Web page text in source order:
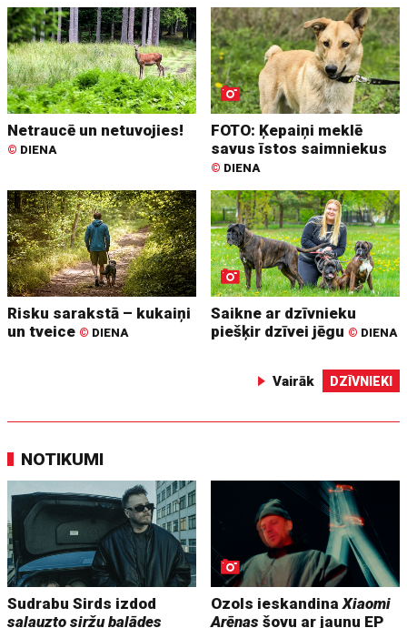
Netraucē un netuvojies!
© DIENA
FOTO: Ķepaiņi meklē
savus īstos saimniekus
© DIENA
Risku sarakstā – kukaiņi
un tveice © DIENA
Saikne ar dzīvnieku
piešķir dzīvei jēgu © DIENA
Vairāk DZĪVNIEKI
NOTIKUMI
Sudrabu Sirds izdod
salauzto siržu balādes
Ozols ieskandinaXiaomi
Arēnas šovu ar jaunu EP